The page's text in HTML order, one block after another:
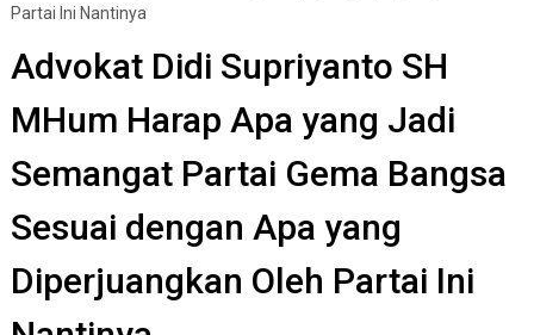
Partai Ini Nantinya
Advokat Didi Supriyanto SH
MHum Harap Apa yang Jadi
Semangat Partai Gema Bangsa
Sesuai dengan Apa yang
Diperjuangkan Oleh Partai Ini